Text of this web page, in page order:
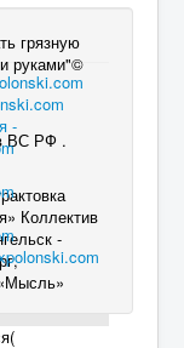
грязную
руками"©
ВС РФ .
Коллектив
-